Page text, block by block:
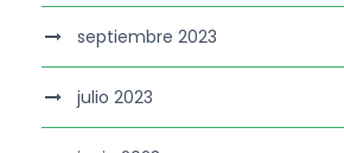
septiembre 2023
julio 2023